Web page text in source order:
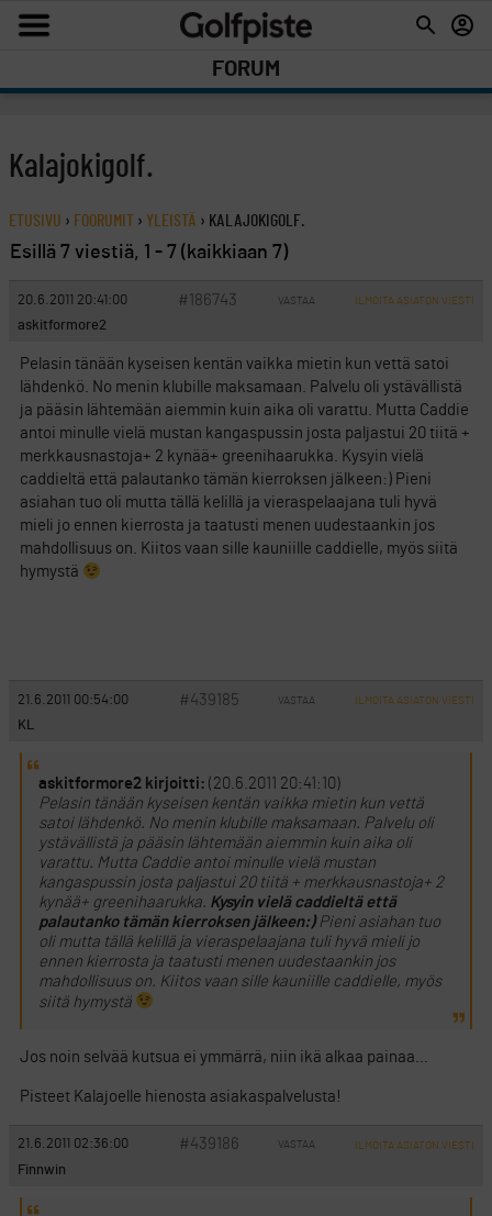
FORUM
Kalajokigolf.
ETUSIVU › FOORUMIT › YLEISTÄ › KALAJOKIGOLF.
Esillä 7 viestiä, 1 - 7 (kaikkiaan 7)
20.6.2011 20:41:00 #186743 VASTAA ILMOITA ASIATON VIESTI
askitformore2
Pelasin tänään kyseisen kentän vaikka mietin kun vettä satoi
lähdenkö. No menin klubille maksamaan. Palvelu oli ystävällistä
ja pääsin lähtemään aiemmin kuin aika oli varattu. Mutta Caddie
antoi minulle vielä mustan kangaspussin josta paljastui 20 tiitä +
merkkausnastoja+ 2 kynää+ greenihaarukka. Kysyin vielä
caddieltä että palautanko tämän kierroksen jälkeen:) Pieni
asiahan tuo oli mutta tällä kelillä ja vieraspelaajana tuli hyvä
mieli jo ennen kierrosta ja taatusti menen uudestaankin jos
mahdollisuus on. Kiitos vaan sille kauniille caddielle, myös siitä
hymystä
21.6.2011 00:54:00 #439185 VASTAA ILMOITA ASIATON VIESTI
KL
askitformore2 kirjoitti: (20.6.2011 20:41:10)
Pelasin tänään kyseisen kentän vaikka mietin kun vettä
satoi lähdenkö. No menin klubille maksamaan. Palvelu oli
ystävällistä ja pääsin lähtemään aiemmin kuin aika oli
varattu. Mutta Caddie antoi minulle vielä mustan
kangaspussin josta paljastui 20 tiitä + merkkausnastoja+ 2
kynää+ greenihaarukka. Kysyin vielä caddieltä että
palautanko tämän kierroksen jälkeen:)Pieni asiahan tuo
oli mutta tällä kelillä ja vieraspelaajana tuli hyvä mieli jo
ennen kierrosta ja taatusti menen uudestaankin jos
mahdollisuus on. Kiitos vaan sille kauniille caddielle, myös
siitä hymystä
Jos noin selvää kutsua ei ymmärrä, niin ikä alkaa painaa…
Pisteet Kalajoelle hienosta asiakaspalvelusta!
21.6.2011 02:36:00 #439186 VASTAA ILMOITA ASIATON VIESTI
Finnwin